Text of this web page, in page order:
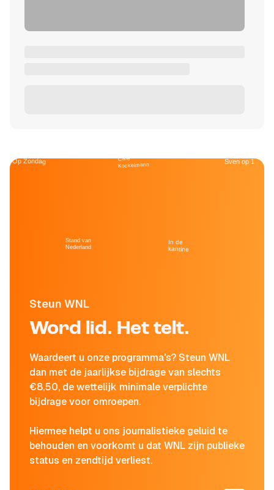
Steun WNL
Word lid. Het telt.
Waardeert u onze programma's? Steun WNL
dan met de jaarlijkse bijdrage van slechts
€8,50, de wettelijk minimale verplichte
bijdrage voor omroepen.
Hiermee helpt u ons journalistieke geluid te
behouden en voorkomt u dat WNL zijn publieke
status en zendtijd verliest.
Op Zondag
Stand van
Nederland
Café
Kockelmann
In de
kantine
Sven op 1